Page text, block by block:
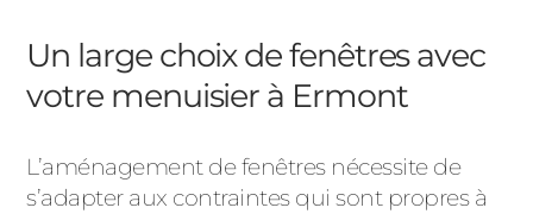
Un large choix de fenêtres avec
votre menuisier à Ermont
L’aménagement de fenêtres nécessite de
s’adapter aux contraintes qui sont propres à